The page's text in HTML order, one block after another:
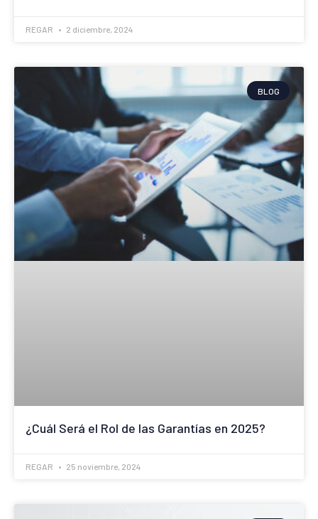
REGAR 2 diciembre, 2024
BLOG
¿Cuál Será el Rol de las Garantías en 2025?
REGAR 25 noviembre, 2024